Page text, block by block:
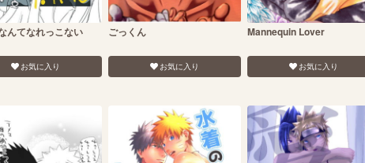
んてなれっこない
お気に入り
ごっくん
お気に入り
Mannequin Lover
お気に入り